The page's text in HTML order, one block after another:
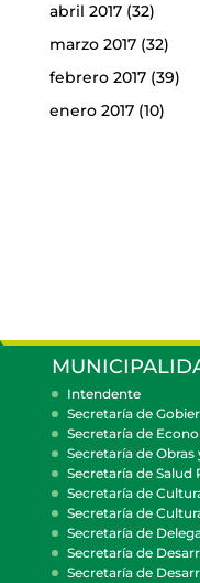
abril 2017(32)
marzo 2017(32)
febrero 2017(39)
enero 2017(10)
Intendente
Secretaría de
Secretaría de
Secretaría de
Secretaría de Salud
Secretaría de
Secretaría de
Secretaría de
Secretaría de
Secretaría de